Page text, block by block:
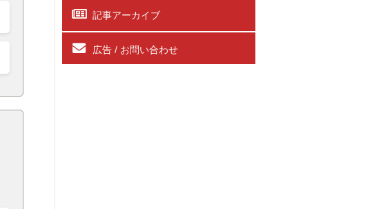
記事アーカイブ
広告 / お問い合わせ